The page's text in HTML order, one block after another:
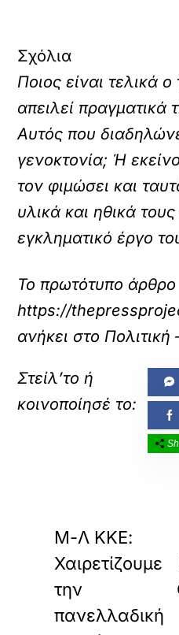
Σχόλια
Ποιος είναι τελικά
απειλεί πραγματικά
Αυτός που
γενοκτονία; Ή
τον φιμώσει και
υλικά και ηθικά
εγκληματικό έργο
Το πρωτότυπο άρθρο
https://
ανήκει στο
Μ-Λ ΚΚΕ:
Χαιρετίζουμε
την
πανελλαδική